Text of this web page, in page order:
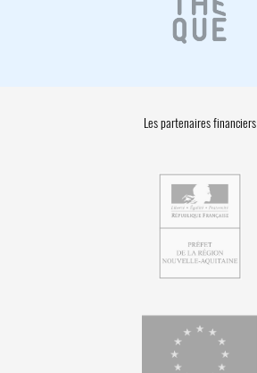
Les partenaires financiers